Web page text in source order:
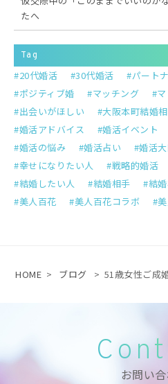
たへ
Tag
20代婚活 30代婚活 パート
ポジティブ婚
マッチング
出会いがほしい
大阪本町結婚
婚活アドバイス
婚活イベント
婚活の悩み
婚活占い 婚活
幸せになりたい人
戦略的婚活
結婚したい人
結婚相手 結
美人百花
美人百花コラボ
HOME > ブログ > 51歳女性ご成
お問い